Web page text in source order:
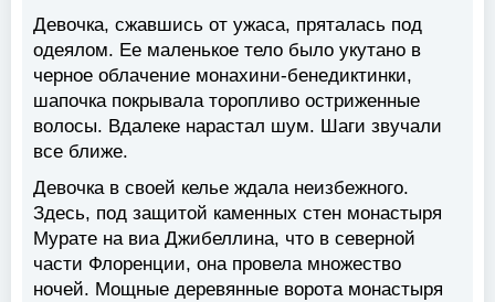
Девочка, сжавшись от ужаса, пряталась под
одеялом. Ее маленькое тело было укутано в
черное облачение монахини-бенедиктинки,
шапочка покрывала торопливо остриженные
волосы. Вдалеке нарастал шум. Шаги звучали
все ближе.
Девочка в своей келье ждала неизбежного.
Здесь, под защитой каменных стен монастыря
Мурате на виа Джибеллина, что в северной
части Флоренции, она провела множество
ночей. Мощные деревянные ворота монастыря